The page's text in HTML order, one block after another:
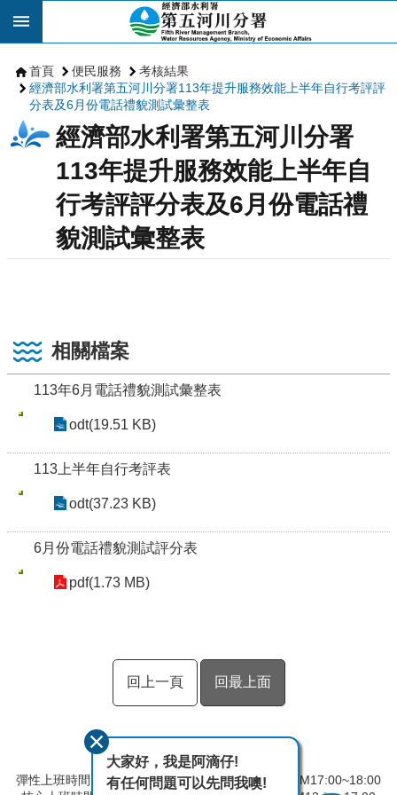
跳到主要內容區塊
首頁 便民服務
考核結果
經濟部水利署第五河川分署113年提升服務效能上半年自行考評評
分表及6月份電話禮貌測試彙整表
經濟部水利署第五河川分署
113年提升服務效能上半年自
行考評評分表及6月份電話禮
貌測試彙整表
相關檔案
113年6月電話禮貌測試彙整表
odt(19.51 KB)
113上半年自行考評表
odt(37.23 KB)
6月份電話禮貌測試評分表
pdf(1.73 MB)
回上一頁 回最上面
彈性上班時間：AM08:00~09:00 彈性下班時間：PM17:00~18:00
大家好，我是阿滴仔!
有任何問題可以先問我噢!